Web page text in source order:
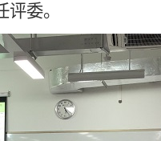
委。